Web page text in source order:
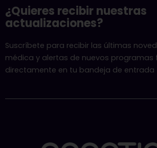
¿Quieres recibir nuestras
actualizaciones?
Suscríbete para recibir las últimas
médica y alertas de nuevos programas
directamente en tu bandeja de entrada